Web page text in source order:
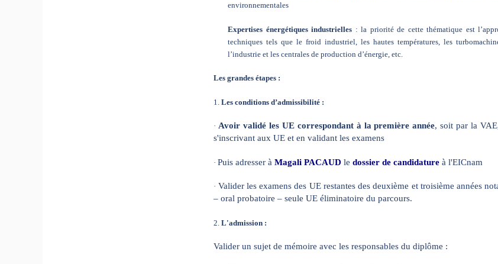
environnementales
Expertises énergétiques industrielles : la priorité de cette thématique est
techniques tels que le froid industriel, les hautes températures, les
l’industrie et les centrales de production d’énergie, etc.
Les grandes étapes :
1.Les conditions d’admissibilité :
·Avoir validé les UE correspondant à la première année, soit par la
s'inscrivant aux UE et en validant les examens
·Puis adresser à Magali PACAUD ledossier de candidature à l'EICnam
· Valider les examens des UE restantes des deuxième et troisième années
– oral probatoire – seule UE éliminatoire du parcours.
2.L'admission :
Valider un sujet de mémoire avec les responsables du diplôme :